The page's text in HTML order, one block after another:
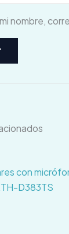
nombre,
con
D383TS